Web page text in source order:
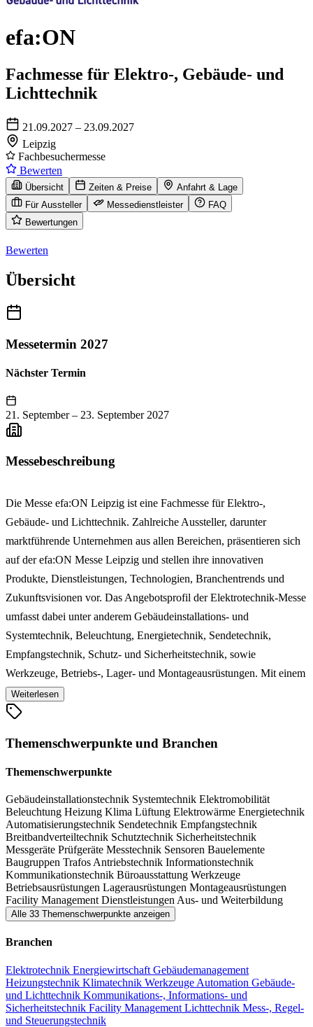
efa:ON
Fachmesse für Elektro-, Gebäude- und
Lichttechnik
21.09.2027 – 23.09.2027
Leipzig
Fachbesuchermesse
Bewerten
Übersicht Zeiten & Preise
Anfahrt & Lage
Für Aussteller
Messedienstleister
FAQ
Bewertungen
Bewerten
Übersicht
Messetermin 2027
Nächster Termin
21. September – 23. September 2027
Messebeschreibung
Die Messe efa:ON Leipzig ist eine Fachmesse für Elektro-,
Gebäude- und Lichttechnik. Zahlreiche Aussteller, darunter
marktführende Unternehmen aus allen Bereichen, präsentieren sich
auf der efa:ON Messe Leipzig und stellen ihre innovativen
Produkte, Dienstleistungen, Technologien, Branchentrends und
Zukunftsvisionen vor. Das Angebotsprofil der Elektrotechnik-Messe
umfasst dabei unter anderem Gebäudeinstallations- und
Systemtechnik, Beleuchtung, Energietechnik, Sendetechnik,
Empfangstechnik, Schutz- und Sicherheitstechnik, sowie
Werkzeuge, Betriebs-, Lager- und Montageausrüstungen. Mit einem
breit aufgestellten Fachprogramm bietet die Elektro-Fachmesse
vielfache Schnittmengen für den gewinnbringenden Wissenstransfer
Foren bereichern die Gebäudetechnik-Messe und vermitteln
Fachinformationen auf hohem Niveau für die jeweiligen
Fachprogramm mit Weiterbildungscharakter sowie Events bietet
Fachbesuchern und Branchennachwuchs der efa:ON Leipzig
optimale Anregungen für ihren Arbeitsalltag und die Entwicklung
neuer Geschäftsfelder. Parallel findet die Fachmessenetze:ON -
Fachmesse für Energietechnik, Verteil- und Breitbandnetze
Diese erweitert das Spektrum der Ausstellungsbereiche um
Energietechnik, Verteil- und Breitbandnetze.
Weiterlesen
Themenschwerpunkte und Branchen
Themenschwerpunkte
Gebäudeinstallationstechnik Systemtechnik Elektromobilität
Beleuchtung Heizung Klima Lüftung Elektrowärme Energietechnik
Automatisierungstechnik Sendetechnik Empfangstechnik
Breitbandverteiltechnik Schutztechnik Sicherheitstechnik
Messgeräte Prüfgeräte Messtechnik Sensoren Bauelemente
Baugruppen Trafos Antriebstechnik Informationstechnik
Kommunikationstechnik Büroausstattung Werkzeuge
Betriebsausrüstungen Lagerausrüstungen Montageausrüstungen
Facility Management Dienstleistungen Aus- und Weiterbildung
Alle 33 Themenschwerpunkte anzeigen
Branchen
Elektrotechnik Energiewirtschaft Gebäudemanagement
Heizungstechnik Klimatechnik Werkzeuge Automation Gebäude-
und Lichttechnik Kommunikations-, Informations- und
Sicherheitstechnik Facility Management Lichttechnik Mess-, Regel-
und Steuerungstechnik